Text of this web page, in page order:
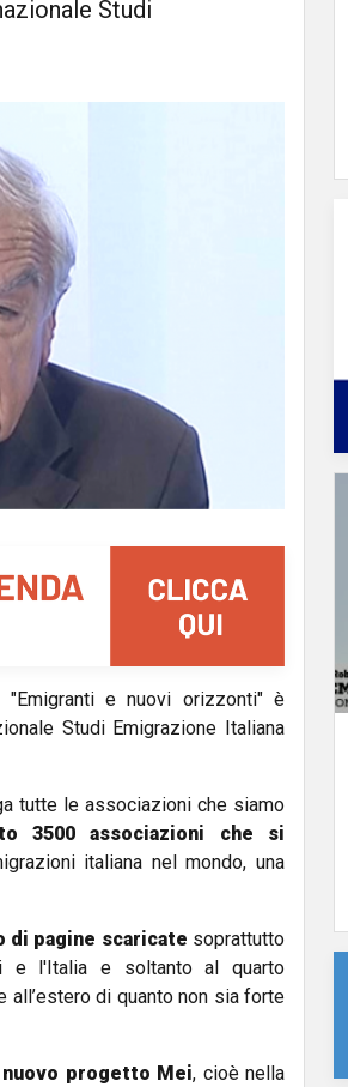
Studi
e nuovi orizzonti" è
Studi Emigrazione Italiana
tutte le associazioni che siamo
3500 associazioni che si
italiana nel mondo, una
di pagine scaricate soprattutto
e l'Italia e soltanto al quarto
di quanto non sia forte
progetto Mei, cioè nella